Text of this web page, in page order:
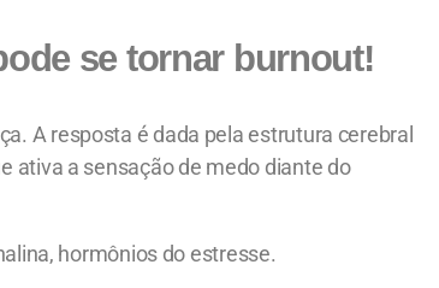
se tornar burnout!
A resposta é dada pela estrutura cerebral
ativa a sensação de medo diante do
hormônios do estresse.